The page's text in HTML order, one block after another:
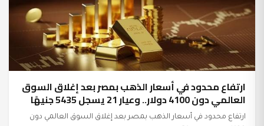
ارتفاع محدود في أسعار الذهب بمصر بعد إغلاق السوق
العالمي دون 4100 دولار.. وعيار 21 يسجل 5435 جنيهًا
ارتفاع محدود في أسعار الذهب بمصر بعد إغلاق السوق العالمي دون